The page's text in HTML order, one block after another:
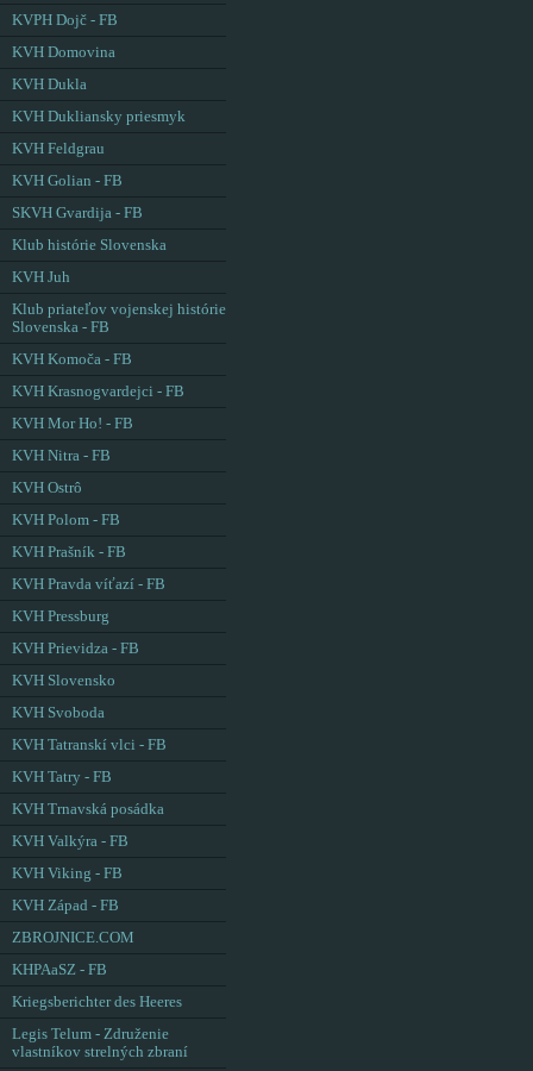
KVPH Dojč - FB
KVH Domovina
KVH Dukla
KVH Dukliansky priesmyk
KVH Feldgrau
KVH Golian - FB
SKVH Gvardija - FB
Klub histórie Slovenska
KVH Juh
Klub priateľov vojenskej histórie
Slovenska - FB
KVH Komoča - FB
KVH Krasnogvardejci - FB
KVH Mor Ho! - FB
KVH Nitra - FB
KVH Ostrô
KVH Polom - FB
KVH Prašník - FB
KVH Pravda víťazí - FB
KVH Pressburg
KVH Prievidza - FB
KVH Slovensko
KVH Svoboda
KVH Tatranskí vlci - FB
KVH Tatry - FB
KVH Trnavská posádka
KVH Valkýra - FB
KVH Viking - FB
KVH Západ - FB
ZBROJNICE.COM
KHPAaSZ - FB
Kriegsberichter des Heeres
Legis Telum - Združenie
vlastníkov strelných zbraní